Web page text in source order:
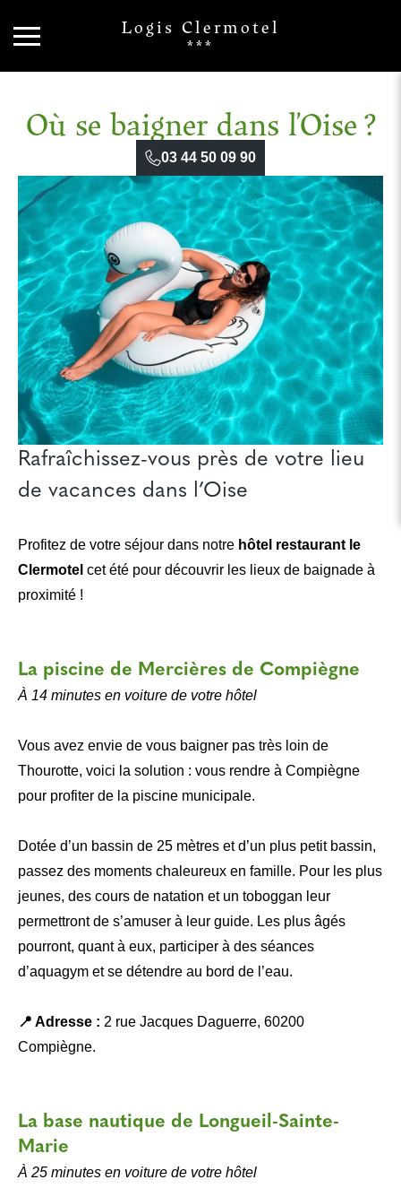
Logis Clermotel
***
Où se baigner dans l’Oise ?
03 44 50 09 90
Rafraîchissez-vous près de votre lieu
de vacances dans l’Oise
Profitez de votre séjour dans notre hôtel restaurant le
Clermotel cet été pour découvrir les lieux de baignade à
proximité !
La piscine de Mercières de Compiègne
À 14 minutes en voiture de votre hôtel
Vous avez envie de vous baigner pas très loin de
Thourotte, voici la solution : vous rendre à Compiègne
pour profiter de la piscine municipale.
Dotée d’un bassin de 25 mètres et d’un plus petit bassin,
passez des moments chaleureux en famille. Pour les plus
jeunes, des cours de natation et un toboggan leur
permettront de s’amuser à leur guide. Les plus âgés
pourront, quant à eux, participer à des séances
d’aquagym et se détendre au bord de l’eau.
📍 Adresse : 2 rue Jacques Daguerre, 60200
Compiègne.
La base nautique de Longueil-Sainte-
Marie
À 25 minutes en voiture de votre hôtel